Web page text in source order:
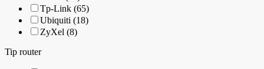
Tp-Link (65)
Ubiquiti (18)
ZyXel (8)
Tip router